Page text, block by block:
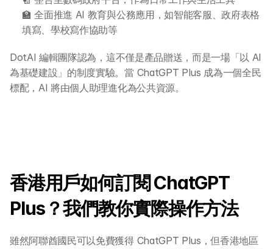
🏫 全面推進 AI 教育與公務應用，如智能客服、政府表格
填寫、學校寫作協助等
DotAI 編輯團隊認為，這不僅是產品贈送，而是一場「以 AI
為基礎建設」的制度實驗。當 ChatGPT Plus 成為一個全民
標配，AI 將由個人助理進化為公共資源。
香港用戶如何訂閱 ChatGPT
Plus？我們教你實際操作方法
雖然阿聯酋國民可以免費獲得 ChatGPT Plus，但香港地區
關於 DotAI
AI 課程
所有課程